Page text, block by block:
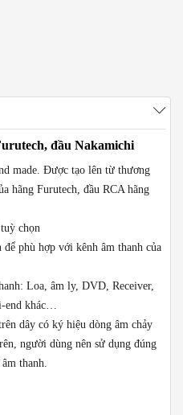
đầu Nakamichi
made. Được tạo lên từ thương
hãng Furutech, đầu RCA hãng
tuỳ chọn
phù hợp với kênh âm thanh của
Loa, âm ly, DVD, Receiver,
end khác…
dây có ký hiệu dòng âm chảy
người dùng nên sử dụng đúng
thanh.